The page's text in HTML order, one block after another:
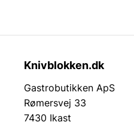
Knivblokken.dk
Gastrobutikken ApS
Rømersvej 33
7430 Ikast